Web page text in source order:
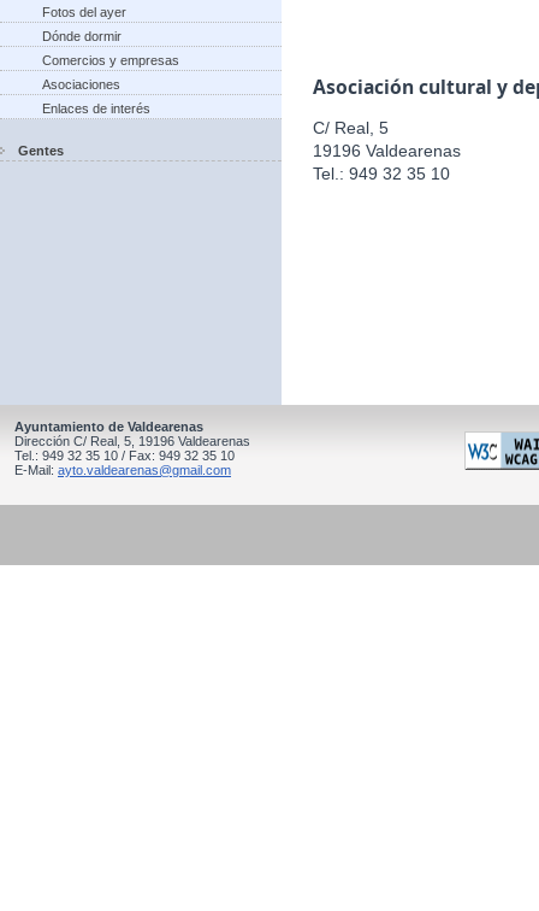
Fotos del ayer
Dónde dormir
Comercios y empresas
Asociaciones
Enlaces de interés
Gentes
Asociación cultural y
C/ Real, 5
19196 Valdearenas
Tel.: 949 32 35 10
Ayuntamiento de Valdearenas
Dirección C/ Real, 5, 19196 Valdearenas
Tel.: 949 32 35 10 / Fax: 949 32 35 10
E-Mail: ayto.valdearenas@gmail.com